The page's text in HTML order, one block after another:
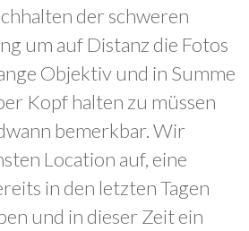
der schweren
um auf Distanz die Fotos
Objektiv und in Summe
Kopf halten zu müssen
bemerkbar. Wir
Location auf, eine
in den letzten Tagen
und in dieser Zeit ein